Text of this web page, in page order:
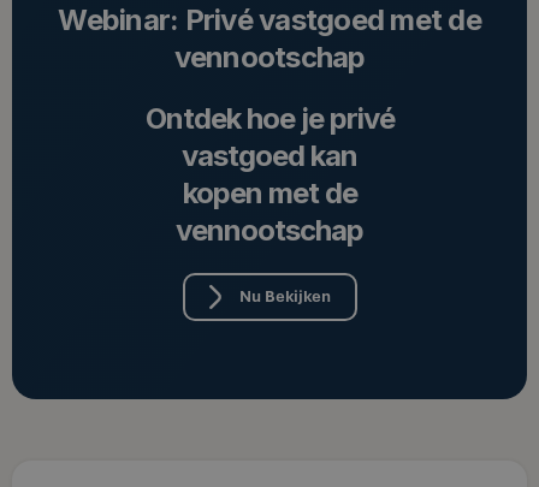
Webinar: Privé vastgoed met de
vennootschap
Ontdek hoe je privé
vastgoed kan
kopen met de
vennootschap
Nu Bekijken